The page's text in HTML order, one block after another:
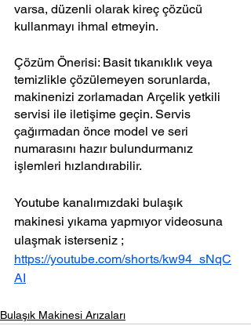
varsa, düzenli olarak kireç çözücü
kullanmayı ihmal etmeyin.
Çözüm Önerisi: Basit tıkanıklık veya
temizlikle çözülemeyen sorunlarda,
makinenizi zorlamadan Arçelik yetkili
servisi ile iletişime geçin. Servis
çağırmadan önce model ve seri
numarasını hazır bulundurmanız
işlemleri hızlandırabilir.
Youtube kanalımızdaki bulaşık
makinesi yıkama yapmıyor videosuna
ulaşmak isterseniz ;
https://youtube.com/shorts/kw94_sNqC
AI
Bulaşık Makinesi Arızaları